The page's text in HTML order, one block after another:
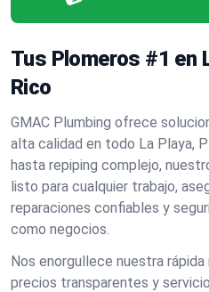
Tus Plomeros #1 en
Rico
GMAC Plumbing ofrece
alta calidad en todo La Playa,
hasta repiping complejo,
listo para cualquier trabajo,
reparaciones confiables y
como negocios.
Nos enorgullece nuestra
precios transparentes y